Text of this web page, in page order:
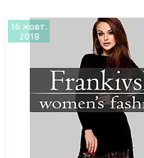
16 жовт.
2018